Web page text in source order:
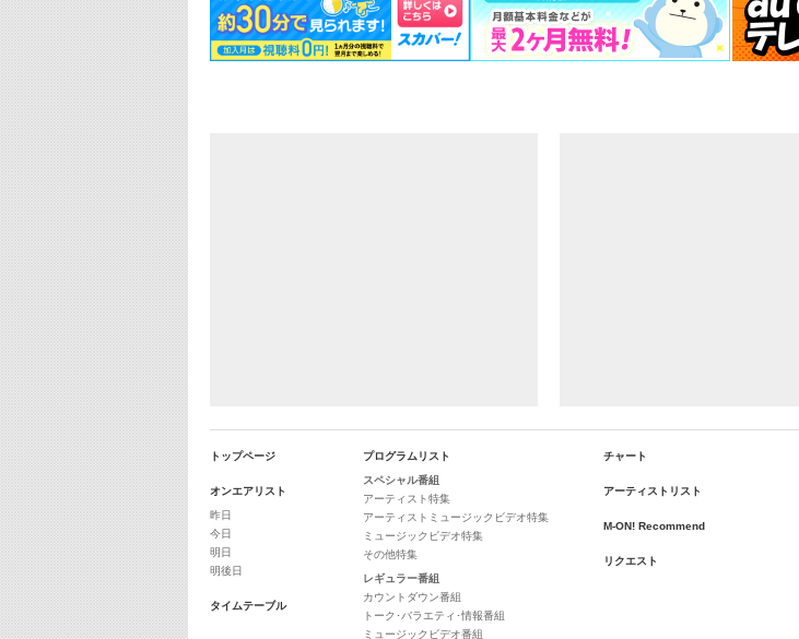
トップページ
オンエアリスト
昨日
今日
明日
明後日
タイムテーブル
プログラムリスト
スペシャル番組
アーティスト特集
アーティストミュージックビデオ特集
ミュージックビデオ特集
その他特集
レギュラー番組
カウントダウン番組
トーク･バラエティ･情報番組
ミュージックビデオ番組
チャート
アーティストリスト
M-ON! Recommend
リクエスト